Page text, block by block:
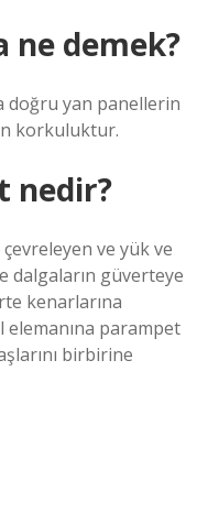
ne demek?
doğru yan panellerin
korkuluktur.
nedir?
ve yük ve
dalgaların güverteye
kenarlarına
parampet
birbirine